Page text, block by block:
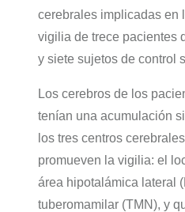
cerebrales implicadas en
vigilia de trece pacientes
y siete sujetos de control
Los cerebros de los
tenían una acumulación
los tres centros
promueven la vigilia: el
área hipotalámica lateral
tuberomamilar (TMN), y